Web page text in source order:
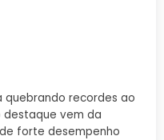
quebrando recordes ao
destaque vem da
forte desempenho